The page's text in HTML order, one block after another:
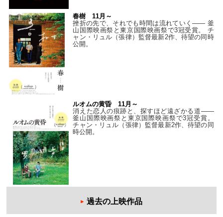
春樹 11月～
挫折の先で、それでも時間は流れていく—— 釜
山国際映画祭と東京国際映画祭で3冠受賞。 チ
ャン・リュル（張律）監督最新2作、待望の同時
公開。
ルオムの黄昏 11月～
消えた恋人の痕跡と、探すほど遠ざかる道——
釜山国際映画祭と東京国際映画祭で3冠受賞。
チャン・リュル（張律）監督最新2作、待望の同
時公開。
過去の上映作品